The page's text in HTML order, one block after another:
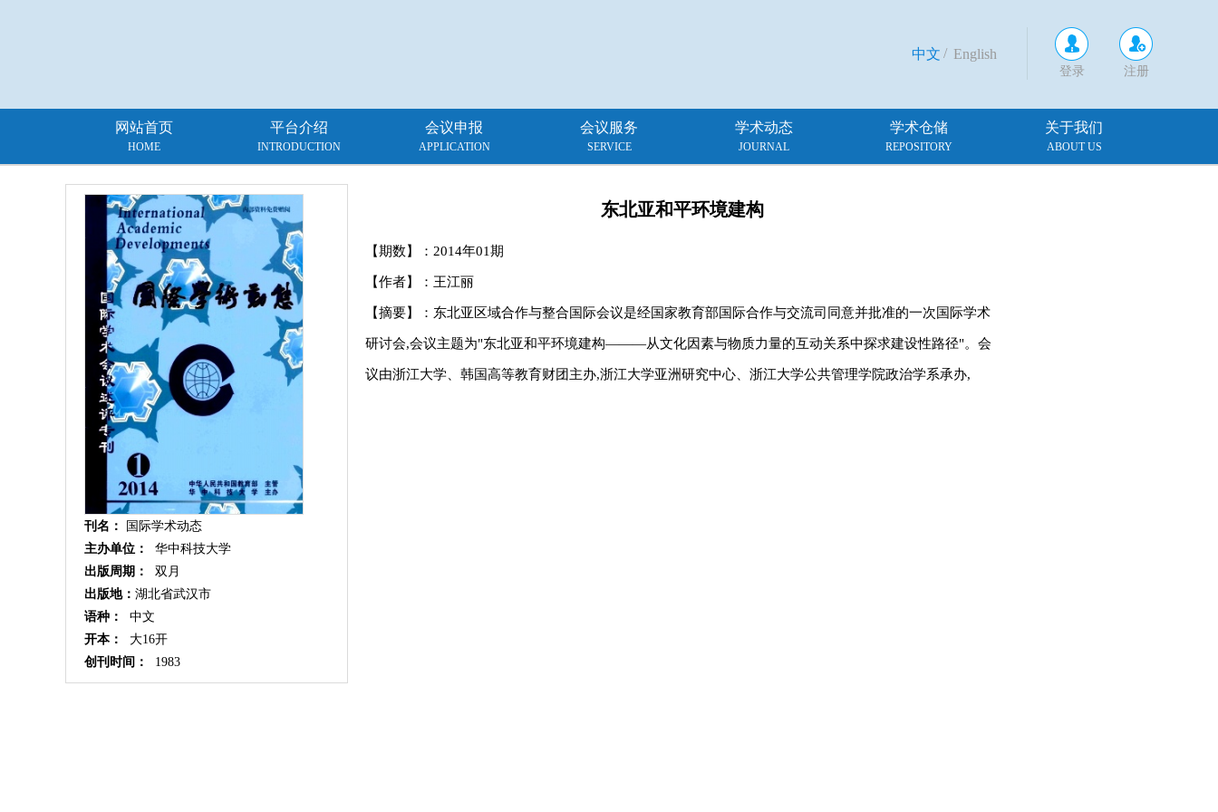
中文 / English
登录 注册
网站首页
HOME
平台介绍
INTRODUCTION
会议申报
APPLICATION
会议服务
SERVICE
学术动态
JOURNAL
学术仓储
REPOSITORY
关于我们
ABOUT US
刊名：
国际学术动态
主办单位：
华中科技大学
出版周期：
双月
出版地： 湖北省武汉市
语种：
中文
开本：
大16开
创刊时间：
1983
东北亚和平环境建构
【期数】： 2014年01期
【作者】：王江丽
【摘要】：东北亚区域合作与整合国际会议是经国家教育部国际合作与交流司同意并批准的一次国际学术
研讨会,会议主题为"东北亚和平环境建构———从文化因素与物质力量的互动关系中探求建设性路径"。会
议由浙江大学、韩国高等教育财团主办,浙江大学亚洲研究中心、浙江大学公共管理学院政治学系承办,